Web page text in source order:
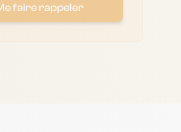
vos Options
faire rappeler